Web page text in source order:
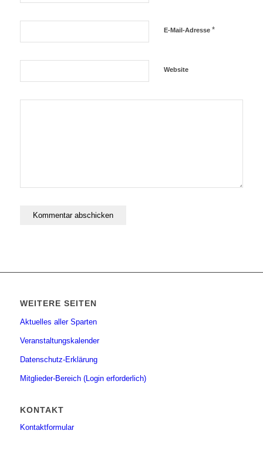
E-Mail-Adresse *
Website
WEITERE SEITEN
Aktuelles aller Sparten
Veranstaltungskalender
Datenschutz-Erklärung
Mitglieder-Bereich (Login erforderlich)
KONTAKT
Kontaktformular